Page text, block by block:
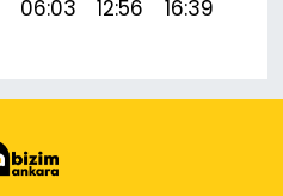
06:03 12:56 16:39